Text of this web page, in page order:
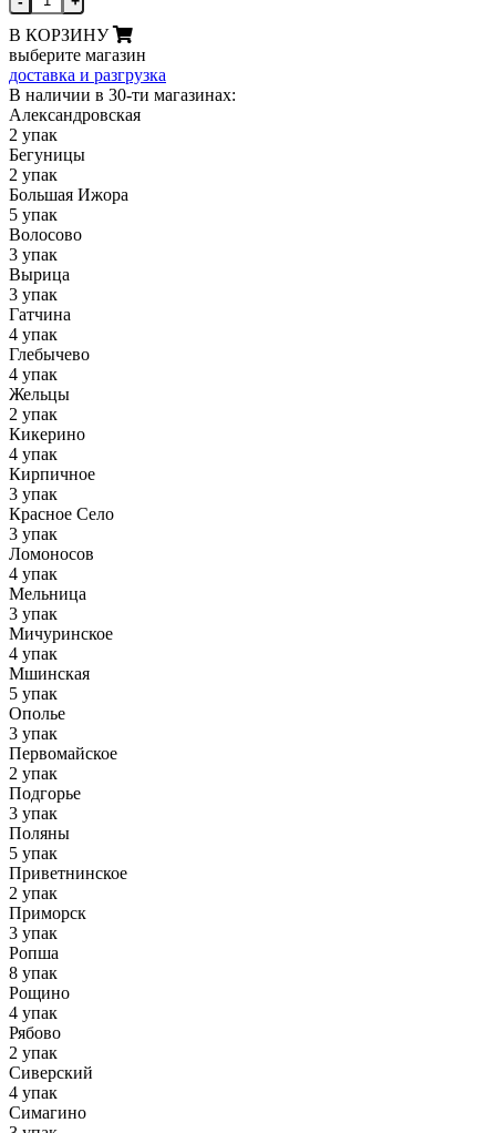
В КОРЗИНУ
выберите магазин
доставка и разгрузка
В наличии в 30-ти магазинах:
Александровская
2 упак
Бегуницы
2 упак
Большая Ижора
5 упак
Волосово
3 упак
Вырица
3 упак
Гатчина
4 упак
Глебычево
4 упак
Жельцы
2 упак
Кикерино
4 упак
Кирпичное
3 упак
Красное Село
3 упак
Ломоносов
4 упак
Мельница
3 упак
Мичуринское
4 упак
Мшинская
5 упак
Ополье
3 упак
Первомайское
2 упак
Подгорье
3 упак
Поляны
5 упак
Приветнинское
2 упак
Приморск
3 упак
Ропша
8 упак
Рощино
4 упак
Рябово
2 упак
Сиверский
4 упак
Симагино